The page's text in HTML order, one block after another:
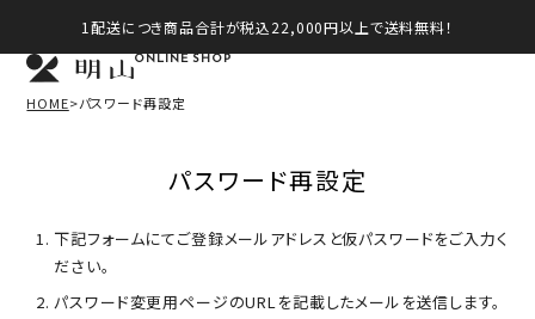
1配送につき商品合計が税込22,000円以上で送料無料！
ONLINE SHOP
HOME パスワード再設定
パスワード再設定
下記フォームにてご登録メールアドレスと仮パスワードをご入力く
ださい。
パスワード変更用ページのURLを記載したメールを送信します。